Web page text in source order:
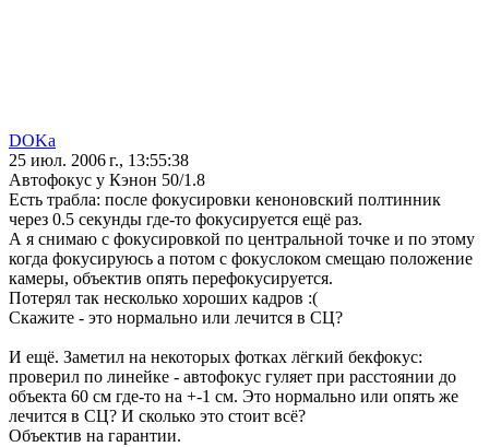
DOKa
25 июл. 2006 г., 13:55:38
Автофокус у Кэнон 50/1.8
Есть трабла: после фокусировки кеноновский полтинник
через 0.5 секунды где-то фокусируется ещё раз.
А я снимаю с фокусировкой по центральной точке и по этому
когда фокусируюсь а потом с фокуслоком смещаю положение
камеры, объектив опять перефокусируется.
Потерял так несколько хороших кадров :(
Скажите - это нормально или лечится в СЦ?
И ещё. Заметил на некоторых фотках лёгкий бекфокус:
проверил по линейке - автофокус гуляет при расстоянии до
объекта 60 см где-то на +-1 см. Это нормально или опять же
лечится в СЦ? И сколько это стоит всё?
Объектив на гарантии.